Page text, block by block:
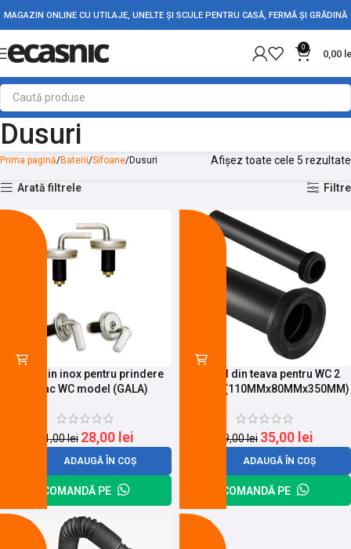
MAGAZIN ONLINE CU UTILAJE, UNELTE ȘI SCULE PENTRU CASĂ, FERMĂ ȘI GRĂDINĂ
0
0,00
Dusuri
Prima pagină Baterii Sifoane Dusuri Afișez toate cele 5 rezultate
Arată filtrele Filtre
Surub din inox pentru prindere
capac WC model (GALA)
31,00lei 28,00 lei
ADAUGĂ ÎN COȘ
COMANDĂ PE
Racord din teava pentru WC 2
buc/ set (110MMx80MMx350MM)
39,00lei 35,00 lei
ADAUGĂ ÎN COȘ
COMANDĂ PE